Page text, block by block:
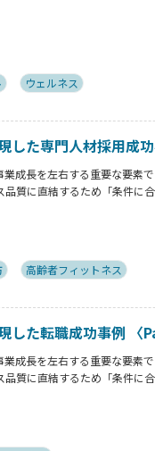
ウェルネス
した専門人材採用成
成長を左右する重要な要素
質に直結するため「条件に
に至った企業様と登録者様
高齢者フィットネス
した転職成功事例 〈
成長を左右する重要な要素
質に直結するため「条件に
に至った企業様と登録者様